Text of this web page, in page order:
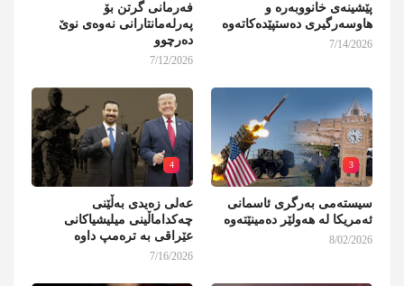
پێشینەی خانووبەرە و
هاوسەرگیری دەستپێدەکاتەوە
7/14/2026
فەرمانی گرتن بۆ
پەرلەمانتارانی نەوەی نوێ
دەرچوو
7/12/2026
3
سیستەمی بەرگری ئاسمانی
ئەمریکا لە هەولێر دەمینێتەوە
8/02/2026
4
عەلی زەیدی بەڵێنی
چەکداماڵینی میلیشیاکانی
عێراقی بە ترەمپ داوە
7/16/2026